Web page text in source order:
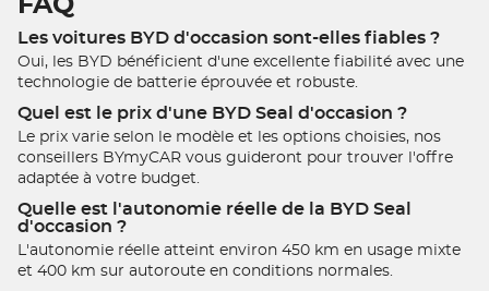
FAQ
Les voitures BYD d'occasion sont-elles fiables ?
Oui, les BYD bénéficient d'une excellente fiabilité avec une
technologie de batterie éprouvée et robuste.
Quel est le prix d'une BYD Seal d'occasion ?
Le prix varie selon le modèle et les options choisies, nos
conseillers BYmyCAR vous guideront pour trouver l'offre
adaptée à votre budget.
Quelle est l'autonomie réelle de la BYD Seal
d'occasion ?
L'autonomie réelle atteint environ 450 km en usage mixte
et 400 km sur autoroute en conditions normales.